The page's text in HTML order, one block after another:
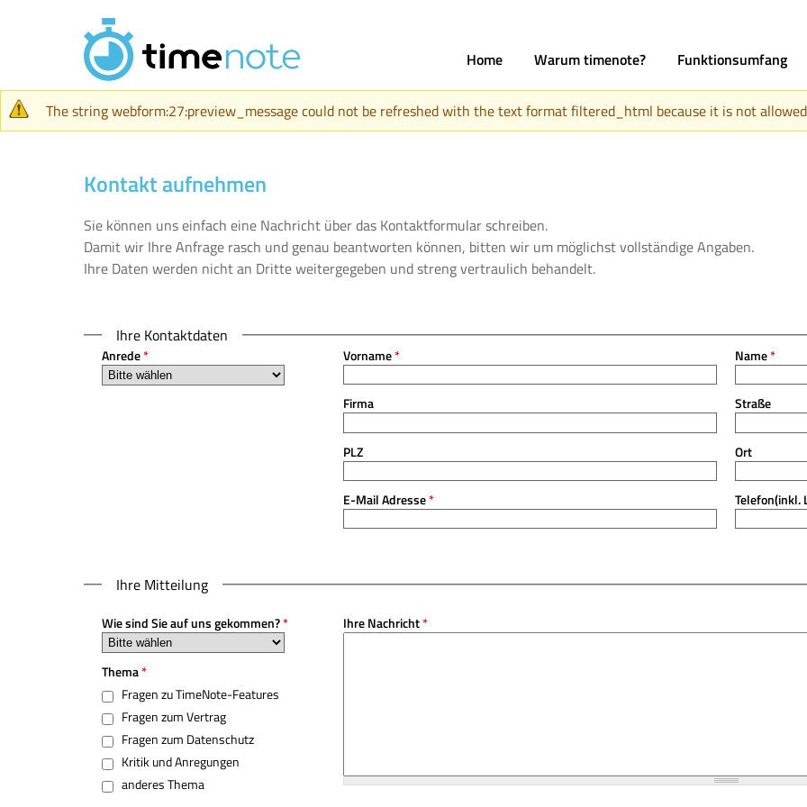
Home Warum timenote? Funktionsumfang
Warnmeldung
The string webform:27:preview_message could not be refreshed with the text format filtered_html because it is not
Kontakt aufnehmen
Sie können uns einfach eine Nachricht über das Kontaktformular schreiben.
Damit wir Ihre Anfrage rasch und genau beantworten können, bitten wir um möglichst vollständige Angaben.
Ihre Daten werden nicht an Dritte weitergegeben und streng vertraulich behandelt.
Ihre Kontaktdaten
Anrede* Vorname* Name*
Firma Straße
PLZ Ort
E-Mail Adresse* Telefon(inkl.
Ihre Mitteilung
Ihre Nachricht*
Wie sind Sie auf uns gekommen?*
Thema*
Fragen zu TimeNote-Features
Fragen zum Vertrag
Fragen zum Datenschutz
Kritik und Anregungen
anderes Thema